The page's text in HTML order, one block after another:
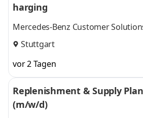
harging
Mercedes-Benz Customer
Stuttgart
vor 2 Tagen
Replenishment & Supply
(m/w/d)